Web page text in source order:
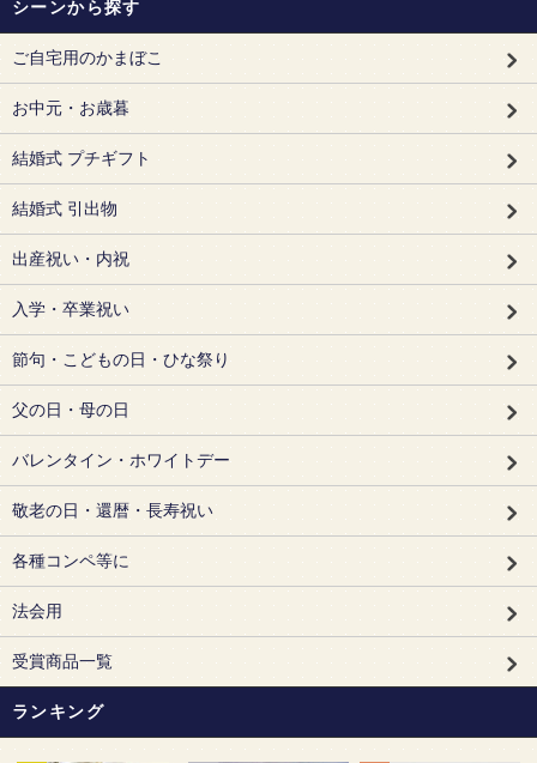
シーンから探す
ご自宅用のかまぼこ
お中元・お歳暮
結婚式 プチギフト
結婚式 引出物
出産祝い・内祝
入学・卒業祝い
節句・こどもの日・ひな祭り
父の日・母の日
バレンタイン・ホワイトデー
敬老の日・還暦・長寿祝い
各種コンペ等に
法会用
受賞商品一覧
ランキング